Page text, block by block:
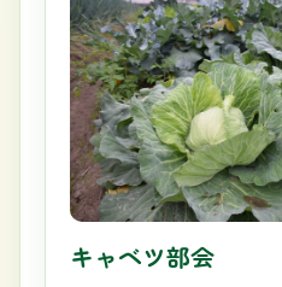
キャベツ部会